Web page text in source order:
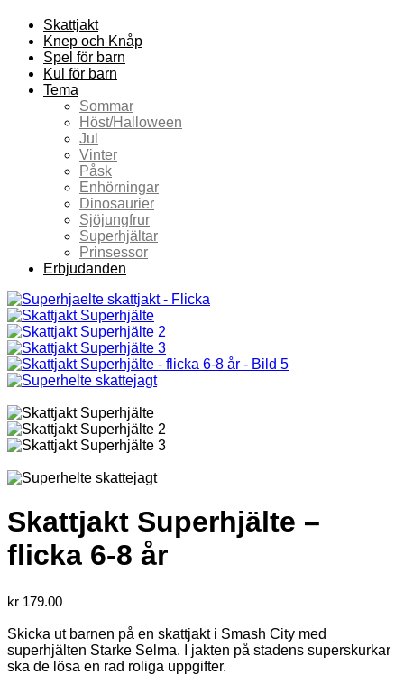
Skattjakt
Knep och Knåp
Spel för barn
Kul för barn
Tema
Sommar
Höst/Halloween
Jul
Vinter
Påsk
Enhörningar
Dinosaurier
Sjöjungfrur
Superhjältar
Prinsessor
Erbjudanden
Skattjakt Superhjälte –
flicka 6-8 år
kr 179.00
Skicka ut barnen på en skattjakt i Smash City med
superhjälten Starke Selma. I jakten på stadens superskurkar
ska de lösa en rad roliga uppgifter.